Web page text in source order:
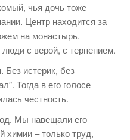
чья дочь тоже
Центр находится за
на монастырь.
с верой, с терпением.
Без истерик, без
Тогда в его голосе
честность.
Мы навещали его
химии – только труд,